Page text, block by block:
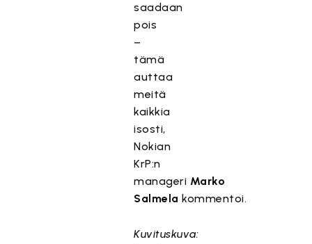
saadaan
pois
–
tämä
auttaa
meitä
kaikkia
isosti,
Nokian
KrP:n
manageri Marko
Salmela kommentoi.
Kuvituskuva: